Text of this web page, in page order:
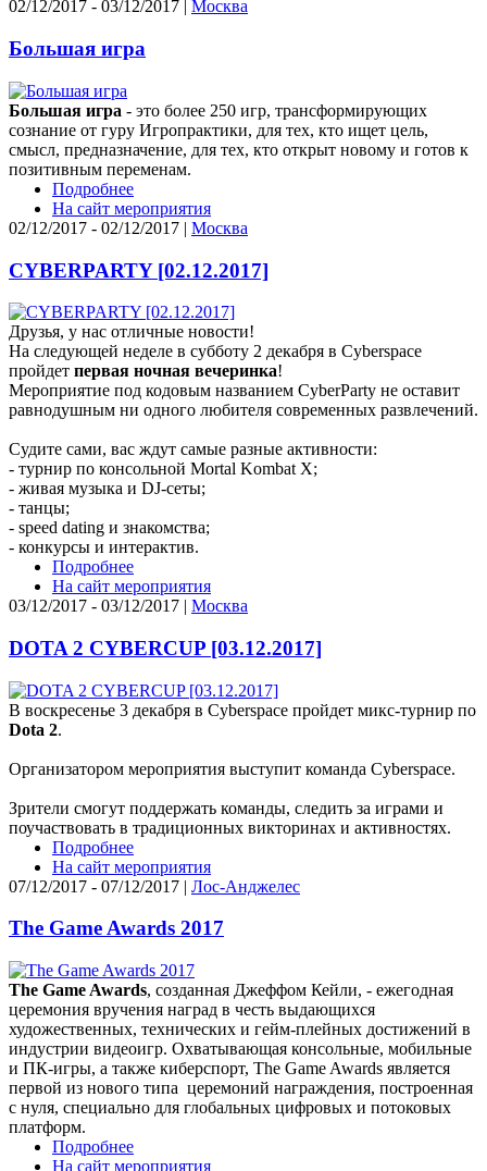
02/12/2017 - 03/12/2017 | Москва
Большая игра
Большая игра - это более 250 игр, трансформирующих
сознание от гуру Игропрактики, для тех, кто ищет цель,
смысл, предназначение, для тех, кто открыт новому и готов к
позитивным переменам.
Подробнее
На сайт мероприятия
02/12/2017 - 02/12/2017 | Москва
CYBERPARTY [02.12.2017]
Друзья, у нас отличные новости!
На следующей неделе в субботу 2 декабря в Cyberspace
пройдет первая ночная вечеринка!
Мероприятие под кодовым названием CyberParty не оставит
равнодушным ни одного любителя современных развлечений.
Судите сами, вас ждут самые разные активности:
- турнир по консольной Mortal Kombat X;
- живая музыка и DJ-сеты;
- танцы;
- speed dating и знакомства;
- конкурсы и интерактив.
Подробнее
На сайт мероприятия
03/12/2017 - 03/12/2017 | Москва
DOTA 2 CYBERCUP [03.12.2017]
В воскресенье 3 декабря в Cyberspace пройдет микс-турнир по
Dota 2.
Организатором мероприятия выступит команда Cyberspace.
Зрители смогут поддержать команды, следить за играми и
поучаствовать в традиционных викторинах и активностях.
Подробнее
На сайт мероприятия
07/12/2017 - 07/12/2017 | Лос-Анджелес
The Game Awards 2017
The Game Awards, созданная Джеффом Кейли, - ежегодная
церемония вручения наград в честь выдающихся
художественных, технических и гейм-плейных достижений в
индустрии видеоигр. Охватывающая консольные, мобильные
и ПК-игры, а также киберспорт, The Game Awards является
первой из нового типа церемоний награждения, построенная
с нуля, специально для глобальных цифровых и потоковых
платформ.
Подробнее
На сайт мероприятия